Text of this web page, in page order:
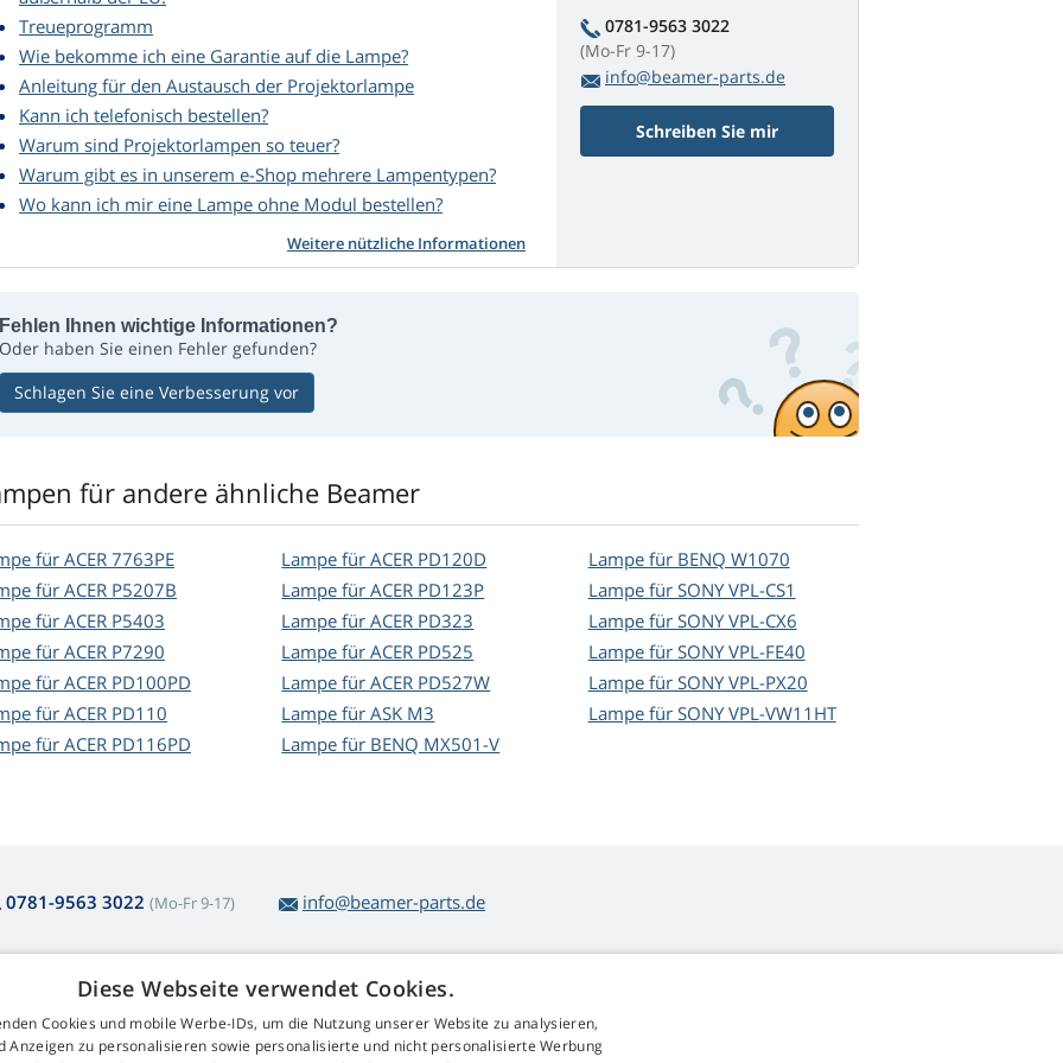
Treueprogramm
Wie bekomme ich eine Garantie auf die Lampe?
Anleitung für den Austausch der Projektorlampe
Kann ich telefonisch bestellen?
Warum sind Projektorlampen so teuer?
Warum gibt es in unserem e-Shop mehrere Lampentypen?
Wo kann ich mir eine Lampe ohne Modul bestellen?
Weitere nützliche Informationen
0781-9563 3022
(Mo-Fr 9-17)
info@beamer-parts.de
Schreiben Sie mir
Fehlen Ihnen wichtige Informationen?
Oder haben Sie einen Fehler gefunden?
Schlagen Sie eine Verbesserung vor
für andere ähnliche Beamer
für ACER 7763PE
für ACER P5207B
für ACER P5403
für ACER P7290
für ACER PD100PD
für ACER PD110
für ACER PD116PD
Lampe für ACER PD120D
Lampe für ACER PD123P
Lampe für ACER PD323
Lampe für ACER PD525
Lampe für ACER PD527W
Lampe für ASK M3
Lampe für BENQ MX501-V
Lampe für BENQ W1070
Lampe für SONY VPL-CS1
Lampe für SONY VPL-CX6
Lampe für SONY VPL-FE40
Lampe für SONY VPL-PX20
Lampe für SONY VPL-VW11HT
0781-9563 3022 (Mo-Fr 9-17) info@beamer-parts.de
den Lampenkauf
und Reklamation
Web Retail s.r.o.
Kontakt
Diese Webseite verwendet Cookies.
Cookies und mobile Werbe-IDs, um die Nutzung unserer Website zu analysieren,
Anzeigen zu personalisieren sowie personalisierte und nicht personalisierte Werbung